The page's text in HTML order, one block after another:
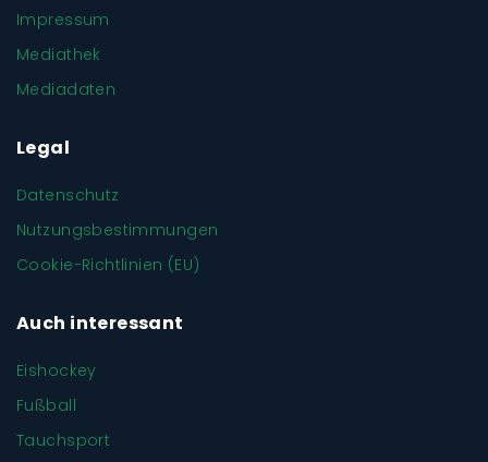
Impressum
Mediathek
Mediadaten
Legal
Datenschutz
Nutzungsbestimmungen
Cookie-Richtlinien (EU)
Auch interessant
Eishockey
Fußball
Tauchsport